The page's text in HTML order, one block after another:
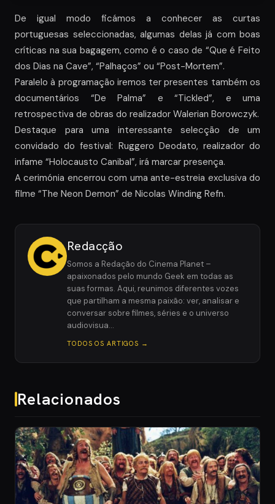
De igual modo ficámos a conhecer as curtas
portuguesas seleccionadas, algumas delas já com boas
críticas na sua bagagem, como é o caso de “Que é Feito
dos Dias na Cave”, “Palhaços” ou “Post-Mortem”.
Paralelo à programação iremos ter presentes também os
documentários “De Palma” e “Tickled”, e uma
retrospectiva de obras do realizador Walerian Borowczyk.
Destaque para uma interessante selecção de um
convidado do festival: Ruggero Deodato, realizador do
infame “Holocausto Canibal”, irá marcar presença.
A cerimónia encerrou com uma ante-estreia exclusiva do
filme “The Neon Demon” de Nicolas Winding Refn.
Redacção
Somos a Redação do Cinema Planet –
apaixonados pelo mundo Geek em todas as
suas formas. Aqui, reunimos diferentes vozes
que partilham a mesma paixão: ver, analisar e
conversar sobre filmes, séries e o universo
audiovisua…
TODOS OS ARTIGOS →
Relacionados